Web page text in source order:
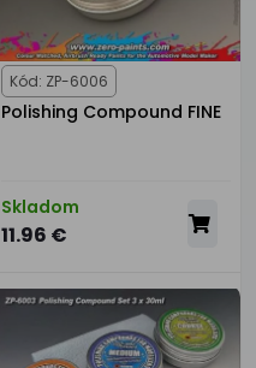
Kód: ZP-6006
Polishing Compound FINE
Skladom
11.96 €